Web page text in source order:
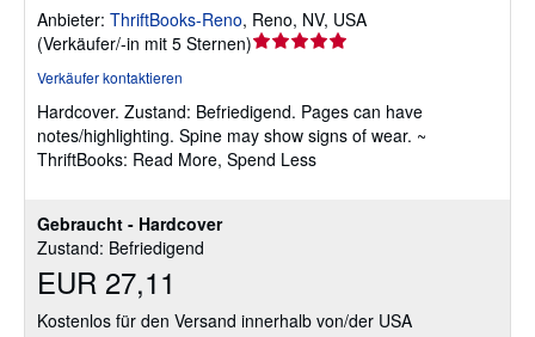
Gebraucht - Hardcover
Zustand: Befriedigend
EUR 27,11
Kostenlos für den Versand innerhalb von/der USA
Anbieter: ThriftBooks-Reno, Reno, NV, USA
(Verkäufer/-in mit 5 Sternen)Verkäuferbewertung
5
Sternen
Verkäufer kontaktieren
Hardcover. Zustand: Befriedigend. Pages can have
notes/highlighting. Spine may show signs of wear. ~
ThriftBooks: Read More, Spend Less